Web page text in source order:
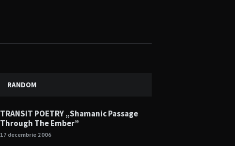
RANDOM
TRANSIT POETRY „Shamanic Passage
Through The Ember”
17 decembrie 2006